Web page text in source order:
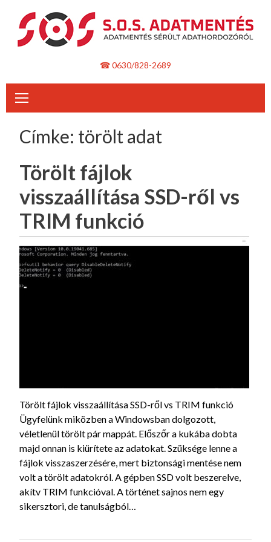
content
☎ 0630/828-2689
Címke: törölt adat
Törölt fájlok
visszaállítása SSD-ről vs
TRIM funkció
Törölt fájlok visszaállítása SSD-ről vs TRIM funkció
Ügyfelünk miközben a Windowsban dolgozott,
véletlenül törölt pár mappát. Előszőr a kukába dobta
majd onnan is kiürítete az adatokat. Szüksége lenne a
fájlok visszaszerzésére, mert biztonsági mentése nem
volt a törölt adatokról. A gépben SSD volt beszerelve,
akítv TRIM funkcióval. A történet sajnos nem egy
sikersztori, de tanulságból…